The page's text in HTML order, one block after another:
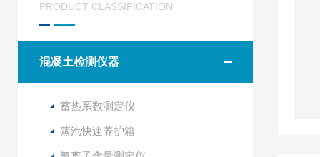
PRODUCT CLASSIFICATION
混凝土检测仪器
蓄热系数测定仪
蒸汽快速养护箱